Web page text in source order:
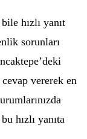
hızlı yanıt
sorunları
vererek en
hızlı yanıta